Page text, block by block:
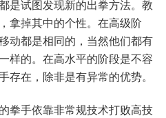
是试图发现新的出拳方法。教
拿掉其中的个性。在高级阶
动都是相同的，当然他们都有
样的。在高水平的阶段是不容
存在，除非是有异常的优势。
拳手依靠非常规技术打败高技